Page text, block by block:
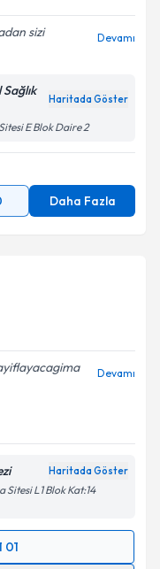
sizi
Devamı
Haritada Göster
E Blok Daire 2
Daha Fazla
Devamı
Haritada Göster
L1 Blok Kat:14
01